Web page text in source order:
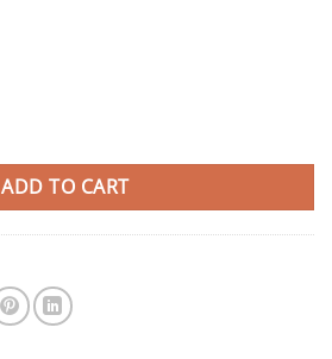
ADD TO CART